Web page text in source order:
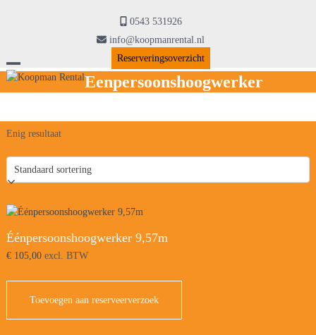
0543 531926
info@koopmanrental.nl
Reserveringsoverzicht
Open
menu
Close
menu
Eenpersoonshoogwerker
Enig resultaat
Éénpersoonshoogwerker 9,57m
€105,00excl. BTW
Toevoegen aan reserveerverzoek